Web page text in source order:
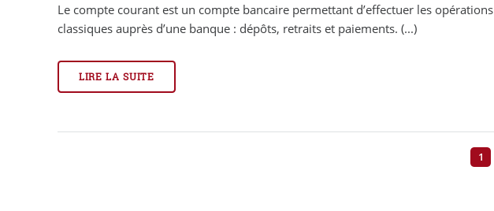
Le compte courant est un compte bancaire permettant d’effectuer les opérations
classiques auprès d’une banque : dépôts, retraits et paiements. (...)
LIRE LA SUITE
1